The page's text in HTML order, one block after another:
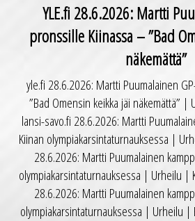
YLE.fi 28.6.2026: Martti
pronssille Kiinassa – ”Bad
näkemättä”
yle.fi 28.6.2026: Martti Puumalainen
”Bad Omensin keikka jäi näkemättä”
lansi-savo.fi 28.6.2026: Martti
Kiinan olympiakarsintaturnauksessa |
28.6.2026: Martti Puumalainen
olympiakarsintaturnauksessa | Urheilu |
28.6.2026: Martti Puumalainen
olympiakarsintaturnauksessa | Urheilu |